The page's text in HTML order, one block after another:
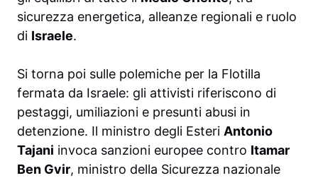
sicurezza energetica, alleanze regionali e ruolo
di Israele.
Si torna poi sulle polemiche per la Flotilla
fermata da Israele: gli attivisti riferiscono di
pestaggi, umiliazioni e presunti abusi in
detenzione. Il ministro degli Esteri Antonio
Tajani invoca sanzioni europee contro Itamar
Ben Gvir, ministro della Sicurezza nazionale